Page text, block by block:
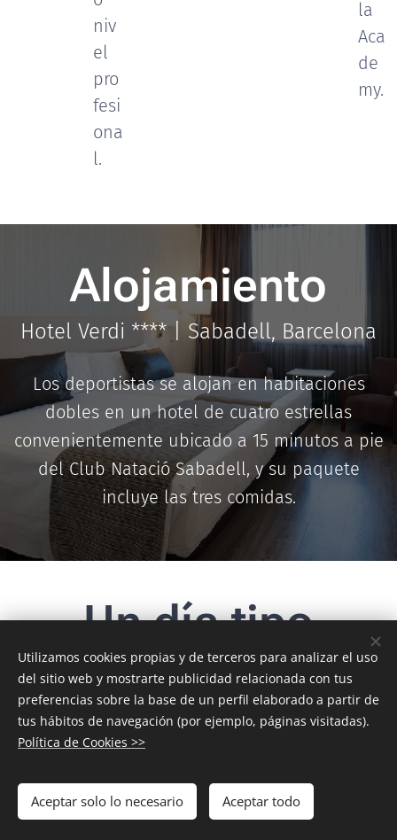
niv
el
pro
fesi
ona
l.
la
Aca
de
my.
Alojamiento
Hotel Verdi **** | Sabadell, Barcelona
Los deportistas se alojan en habitaciones
dobles en un hotel de cuatro estrellas
convenientemente ubicado a 15 minutos a pie
del Club Natació Sabadell, y su paquete
incluye las tres comidas.
Un día tipo
Horario provisional
Desayuno
9 AM - 12 PM
Comida y descanso
5 - 6:30 PMAnálisis de video,
Utilizamos cookies propias y de terceros para analizar el uso
del sitio web y mostrarte publicidad relacionada con tus
preferencias sobre la base de un perfil elaborado a partir de
tus hábitos de navegación (por ejemplo, páginas visitadas).
Política de Cookies >>
Aceptar solo lo necesario Aceptar todo